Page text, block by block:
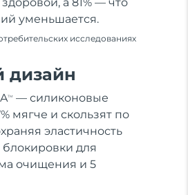
а 81% — что
уменьшается.
исследованиях
дизайн
TM
— силиконовые
мягче и скользят по
эластичность
для
очищения и 5